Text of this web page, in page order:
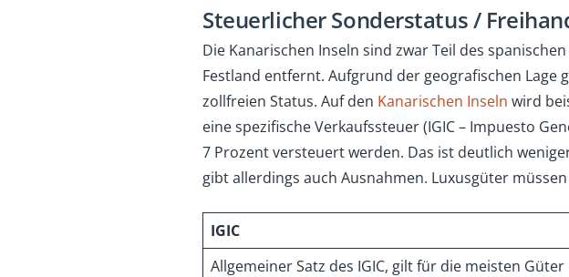
Steuerlicher Sonderstatus /
Die Kanarischen Inseln sind zwar Teil des
Festland entfernt. Aufgrund der geografischen
zollfreien Status. Auf den Kanarischen Inseln wird
eine spezifische Verkaufssteuer (IGIC – Impuesto
7 Prozent versteuert werden. Das ist deutlich
gibt allerdings auch Ausnahmen. Luxusgüter
IGIC
Allgemeiner Satz des IGIC, gilt für die meisten